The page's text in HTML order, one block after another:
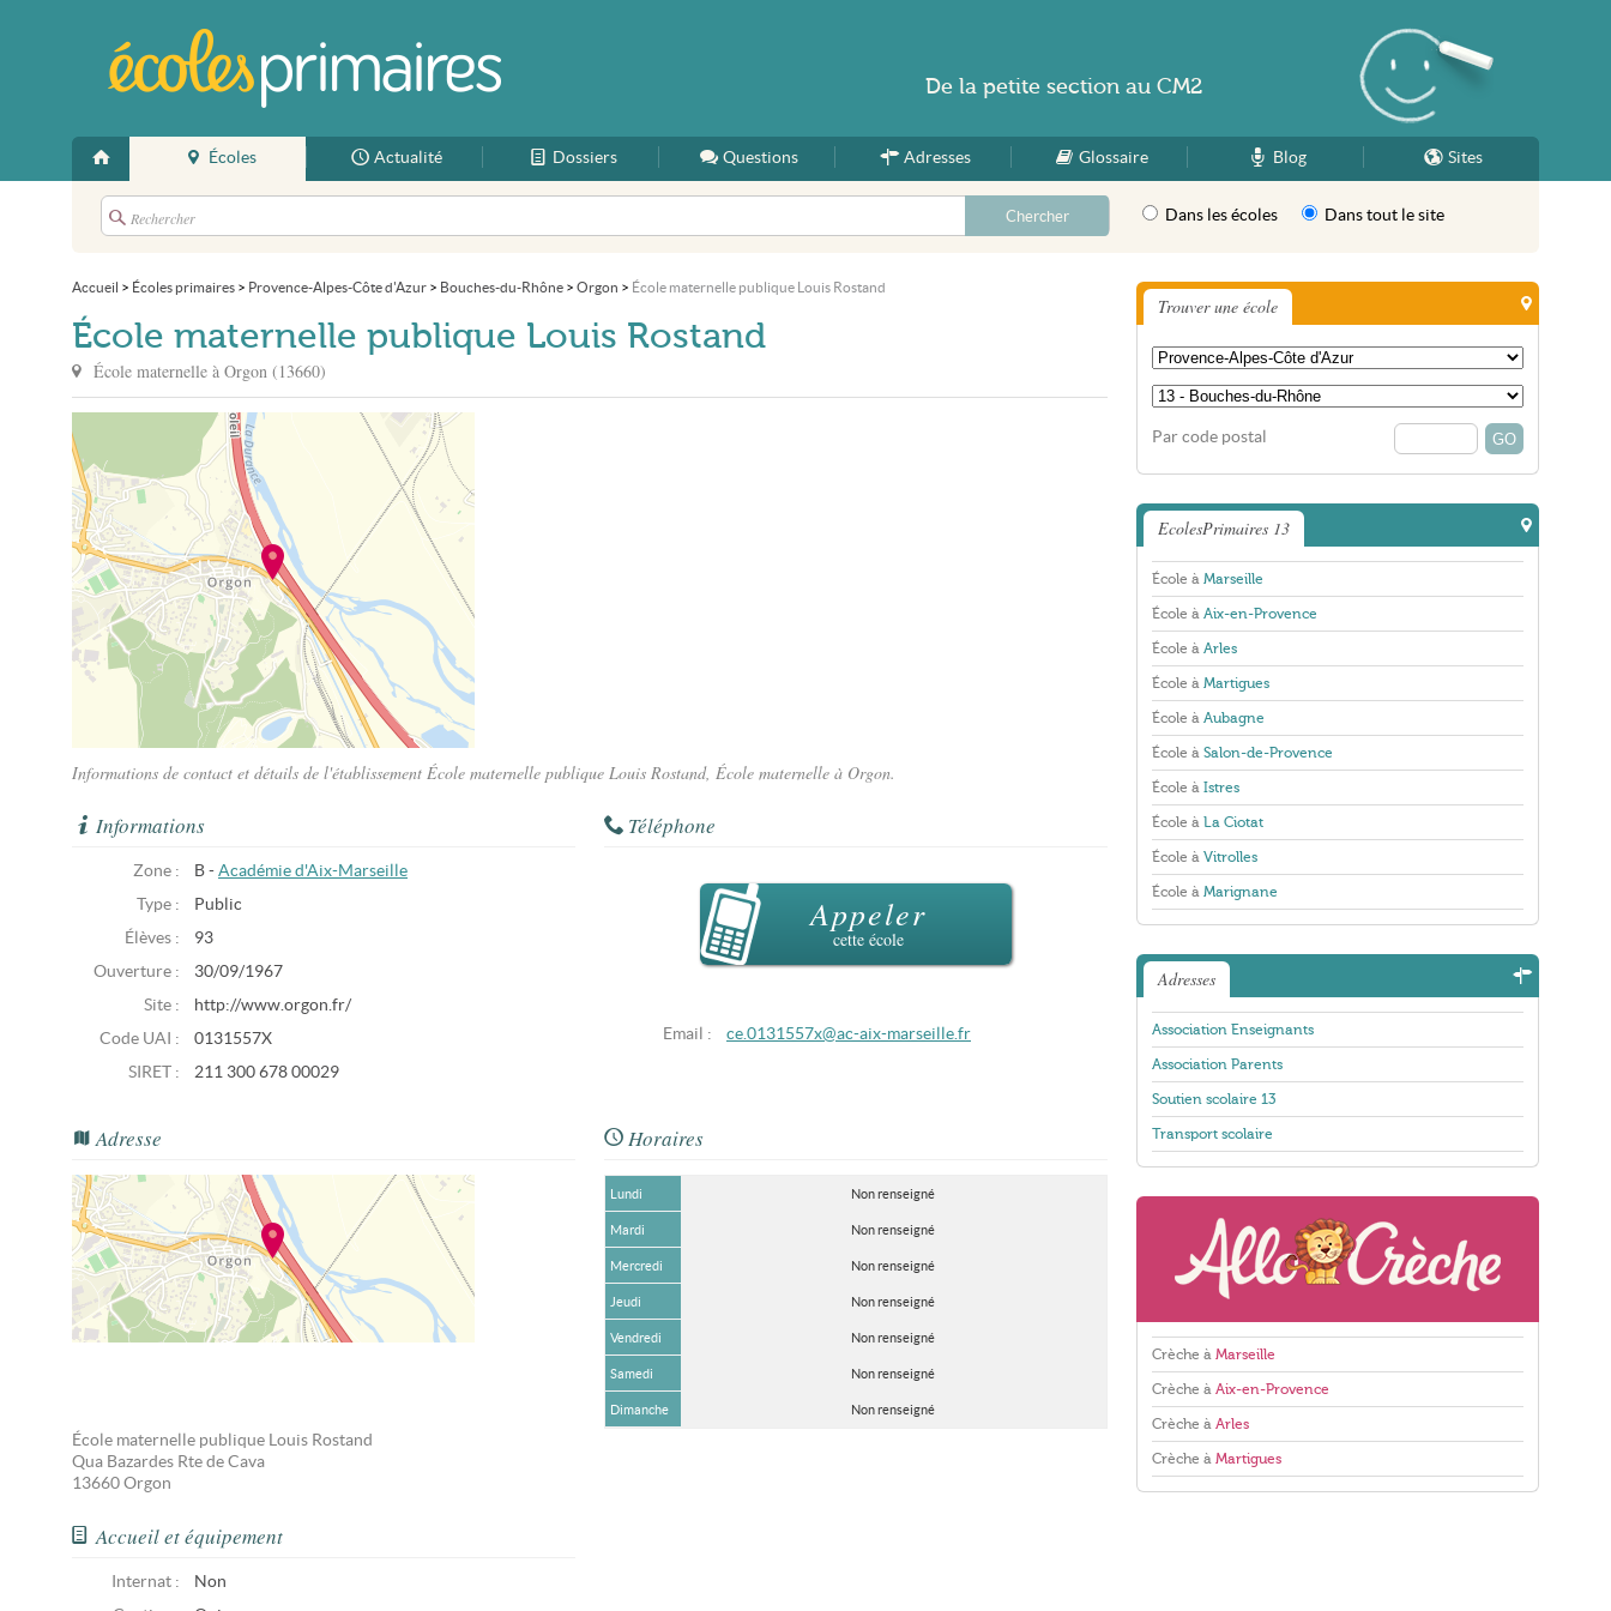
Accueil
Écoles Actualité Dossiers Questions Adresses Glossaire Blog Sites
Dans les écoles Dans tout le site
Accueil > Écoles primaires > Provence-Alpes-Côte d'Azur > Bouches-du-Rhône > Orgon > École maternelle publique Louis Rostand
École maternelle publique Louis Rostand
École maternelle à Orgon (13660)
Informations de contact et détails de l'établissement École maternelle publique Louis Rostand, École maternelle à Orgon.
Informations
Zone : B - Académie d'Aix-Marseille
Type :
Public
Élèves :
93
Ouverture :
30/09/1967
Site :
http://www.orgon.fr/
Code UAI :
0131557X
SIRET :
211 300 678 00029
Téléphone
Appeler
cette école
Email : ce.0131557x@ac-aix-marseille.fr
Adresse
École maternelle publique Louis Rostand
Qua Bazardes Rte de Cava
13660 Orgon
Horaires
Lundi Non renseigné
Mardi Non renseigné
Mercredi Non renseigné
Jeudi Non renseigné
Vendredi Non renseigné
Samedi Non renseigné
Dimanche Non renseigné
Accueil et équipement
Internat :
Non
Trouver une école
Par code postal
EcolesPrimaires 13
École à Marseille
École à Aix-en-Provence
École à Arles
École à Martigues
École à Aubagne
École à Salon-de-Provence
École à Istres
École à La Ciotat
École à Vitrolles
École à Marignane
Adresses
Association Enseignants
Association Parents
Soutien scolaire 13
Transport scolaire
Crèche à Marseille
Crèche à Aix-en-Provence
Crèche à Arles
Crèche à Martigues
De la petite section au CM2